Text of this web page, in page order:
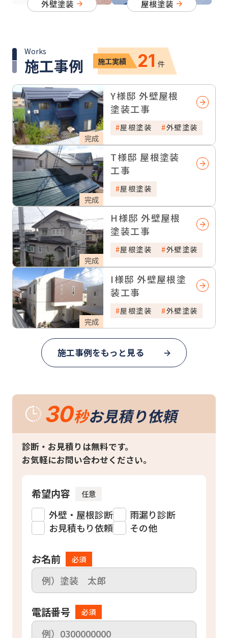
外壁塗装 屋根塗装
施工事例
Works
施工実績
21 件
完成
Y様邸 外壁屋根
塗装工事
屋根塗装 外壁塗装
完成
T様邸 屋根塗装
工事
屋根塗装
完成
H様邸 外壁屋根
塗装工事
屋根塗装 外壁塗装
完成
I様邸 外壁屋根塗
装工事
屋根塗装 外壁塗装
施工事例をもっと見る
30秒お見積り依頼
診断・お見積りは無料です。
お気軽にお問い合わせください。
希望内容 任意
外壁・屋根診断
雨漏り診断
お見積もり依頼
その他
お名前 必須
電話番号 必須